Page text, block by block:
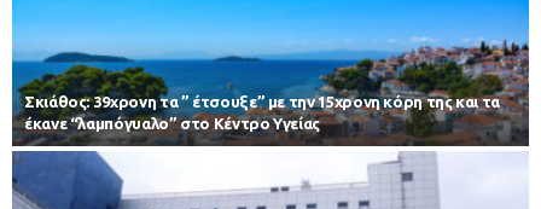
Σκιάθος: 39χρονη τα ” έτσουξε” με την 15χρονη κόρη της και τα
έκανε “λαμπόγυαλο” στο Κέντρο Υγείας